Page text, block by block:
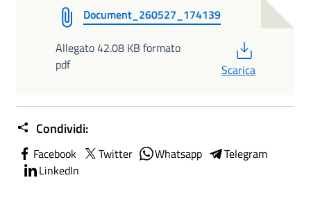
Document_260527_174139
Allegato 42.08 KB formato
pdf
Scarica
Condividi:
Facebook Twitter Whatsapp
Telegram
LinkedIn